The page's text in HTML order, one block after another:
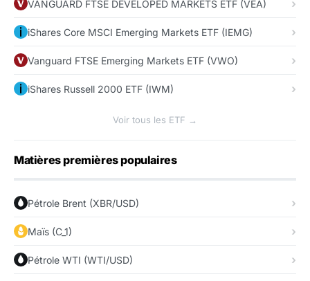
VANGUARD FTSE DEVELOPED MARKETS ETF (VEA)
iShares Core MSCI Emerging Markets ETF (IEMG)
Vanguard FTSE Emerging Markets ETF (VWO)
iShares Russell 2000 ETF (IWM)
Voir tous les ETF →
Matières premières populaires
Pétrole Brent (XBR/USD)
Maïs (C_1)
Pétrole WTI (WTI/USD)